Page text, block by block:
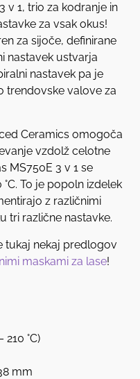
3 v 1, trio za kodranje in
za vsak okus!
za sijoče, definirane
nastavek ustvarja
nastavek pa je
trendovske valove za
Ceramics omogoča
vzdolž celotne
MS750E 3 v 1 se
To je popoln izdelek
z različnimi
tri različne nastavke.
tukaj nekaj predlogov
maskami za lase!
°C)
mm